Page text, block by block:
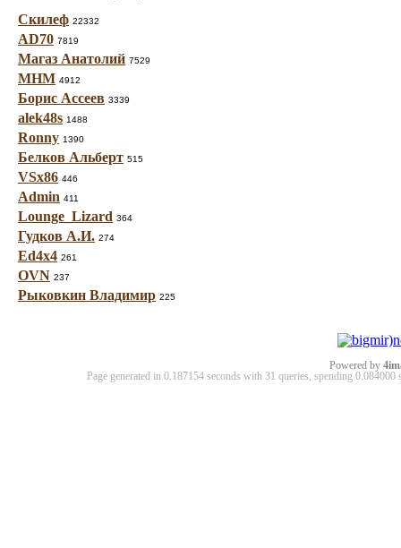
Скилеф 22332
AD70 7819
Магаз Анатолий 7529
МНМ 4912
Борис Ассеев 3339
alek48s 1488
Ronny 1390
Белков Альберт 515
VSx86 446
Admin 411
Lounge_Lizard 364
Гудков А.И. 274
Ed4x4 261
OVN 237
Рыковкин Владимир 225
Powered by
Page generated in 0.187154 seconds with 31 queries, spending